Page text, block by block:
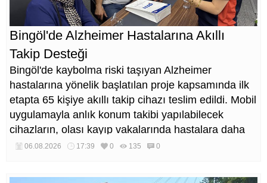
Bingöl'de Alzheimer Hastalarına Akıllı
Takip Desteği
Bingöl'de kaybolma riski taşıyan Alzheimer
hastalarına yönelik başlatılan proje kapsamında ilk
etapta 65 kişiye akıllı takip cihazı teslim edildi. Mobil
uygulamayla anlık konum takibi yapılabilecek
cihazların, olası kayıp vakalarında hastalara daha
kısa sürede ulaşılmasını sağlaması hedefleniyor.
06.08.2026 17:39 0 135 0